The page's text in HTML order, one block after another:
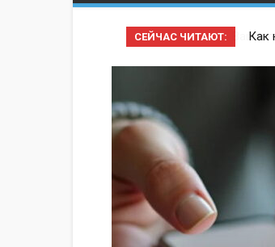
СЕЙЧАС ЧИТАЮТ: Как